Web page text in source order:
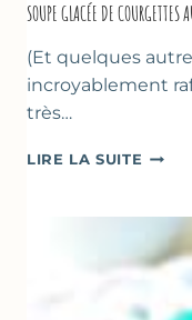
SOUPE GLACÉE DE
(Et quelques
incroyablement
très…
LIRE LA SUITE SOUPE
AU